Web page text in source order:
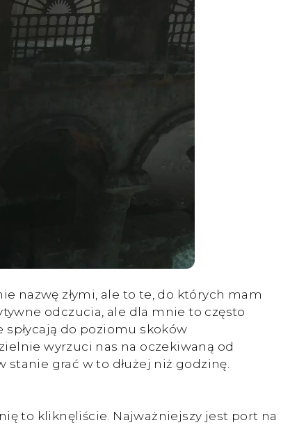
nazwę złymi, ale to te, do których mam
odczucia, ale dla mnie to często
do poziomu skoków
wyrzuci nas na oczekiwaną od
grać w to dłużej niż godzinę.
to kliknęliście. Najważniejszy jest port na